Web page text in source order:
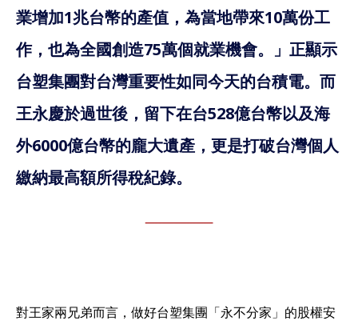
業增加1兆台幣的產值，為當地帶來10萬份工
作，也為全國創造75萬個就業機會。」正顯示
台塑集團對台灣重要性如同今天的台積電。而
王永慶於過世後，留下在台528億台幣以及海
外6000億台幣的龐大遺產，更是打破台灣個人
繳納最高額所得稅紀錄。
對王家兩兄弟而言，做好台塑集團「永不分家」的股權安